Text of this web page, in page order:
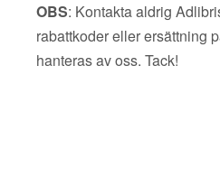
OBS: Kontakta aldrig
rabattkoder eller ersättning
hanteras av oss. Tack!